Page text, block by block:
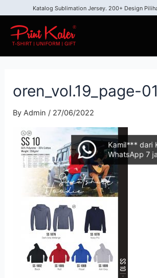
Katalog Sublimation Jersey. 200+ Design
oren_vol.19_page-
ByAdmin / 27/06/2022
Kamil*** dari
WhatsApp 7